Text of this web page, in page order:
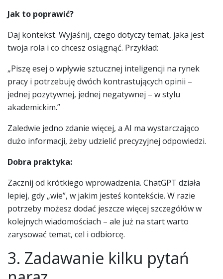
Jak to poprawić?
Daj kontekst. Wyjaśnij, czego dotyczy temat, jaka jest
twoja rola i co chcesz osiągnąć. Przykład:
„Piszę esej o wpływie sztucznej inteligencji na rynek
pracy i potrzebuję dwóch kontrastujących opinii –
jednej pozytywnej, jednej negatywnej – w stylu
akademickim.”
Zaledwie jedno zdanie więcej, a AI ma wystarczająco
dużo informacji, żeby udzielić precyzyjnej odpowiedzi.
Dobra praktyka:
Zacznij od krótkiego wprowadzenia. ChatGPT działa
lepiej, gdy „wie”, w jakim jesteś kontekście. W razie
potrzeby możesz dodać jeszcze więcej szczegółów w
kolejnych wiadomościach – ale już na start warto
zarysować temat, cel i odbiorcę.
3. Zadawanie kilku pytań